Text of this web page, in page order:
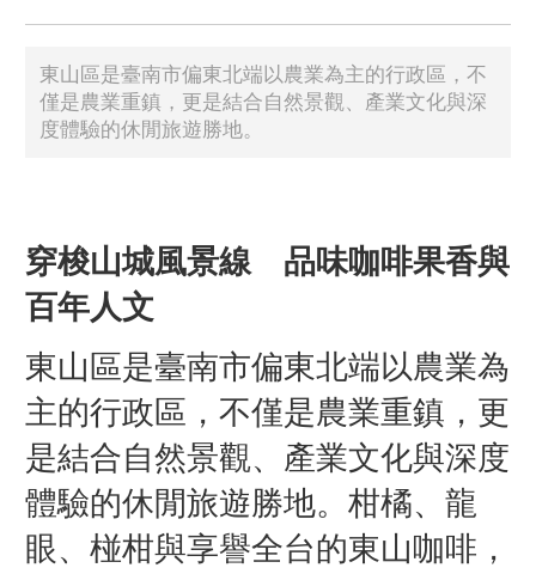
東山區是臺南市偏東北端以農業為主的行政區，不
僅是農業重鎮，更是結合自然景觀、產業文化與深
度體驗的休閒旅遊勝地。
穿梭山城風景線 品味咖啡果香與
百年人文
東山區是臺南市偏東北端以農業為
主的行政區，不僅是農業重鎮，更
是結合自然景觀、產業文化與深度
體驗的休閒旅遊勝地。柑橘、龍
眼、椪柑與享譽全台的東山咖啡，